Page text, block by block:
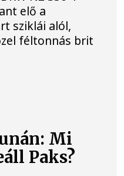
elő a
sziklái alól,
féltonnás brit
Mi
Paks?